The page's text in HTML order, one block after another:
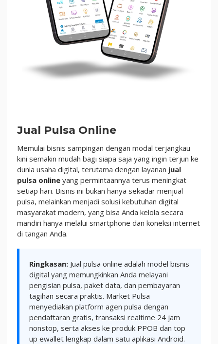
Jual Pulsa Online
Memulai bisnis sampingan dengan modal terjangkau
kini semakin mudah bagi siapa saja yang ingin terjun ke
dunia usaha digital, terutama dengan layanan jual
pulsa online yang permintaannya terus meningkat
setiap hari. Bisnis ini bukan hanya sekadar menjual
pulsa, melainkan menjadi solusi kebutuhan digital
masyarakat modern, yang bisa Anda kelola secara
mandiri hanya melalui smartphone dan koneksi internet
di tangan Anda.
Ringkasan: Jual pulsa online adalah model bisnis
digital yang memungkinkan Anda melayani
pengisian pulsa, paket data, dan pembayaran
tagihan secara praktis. Market Pulsa
menyediakan platform agen pulsa dengan
pendaftaran gratis, transaksi realtime 24 jam
nonstop, serta akses ke produk PPOB dan top
up ewallet lengkap dalam satu aplikasi Android.